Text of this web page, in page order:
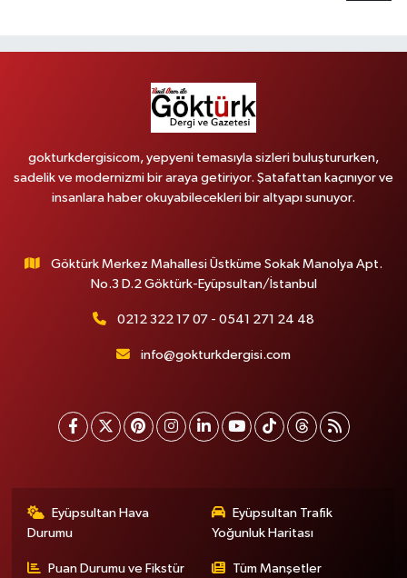
gokturkdergisicom, yepyeni temasıyla sizleri buluştururken,
sadelik ve modernizmi bir araya getiriyor. Şatafattan kaçınıyor ve
insanlara haber okuyabilecekleri bir altyapı sunuyor.
Göktürk Merkez Mahallesi Üstküme Sokak Manolya Apt.
No.3 D.2 Göktürk-Eyüpsultan/İstanbul
0212 322 17 07 - 0541 271 24 48
info@gokturkdergisi.com
Eyüpsultan Hava
Durumu
Eyüpsultan Trafik
Yoğunluk Haritası
Puan Durumu ve Fikstür Tüm Manşetler